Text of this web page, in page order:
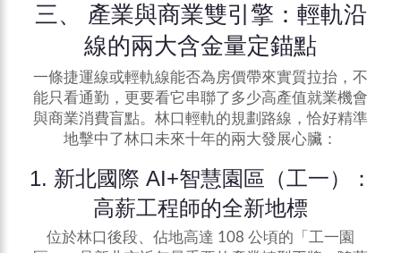
三、 產業與商業雙引擎：輕軌沿
線的兩大含金量定錨點
一條捷運線或輕軌線能否為房價帶來實質拉抬，不
能只看通勤，更要看它串聯了多少高產值就業機會
與商業消費盲點。林口輕軌的規劃路線，恰好精準
地擊中了林口未來十年的兩大發展心臟：
1. 新北國際 AI+智慧園區（工一）：
高薪工程師的全新地標
位於林口後段、佔地高達 108 公頃的「工一園